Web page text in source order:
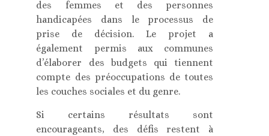
des femmes et des personnes
handicapées dans le processus de
prise de décision. Le projet a
également permis aux communes
d’élaborer des budgets qui tiennent
compte des préoccupations de toutes
les couches sociales et du genre.
Si certains résultats sont
encourageants, des défis restent à